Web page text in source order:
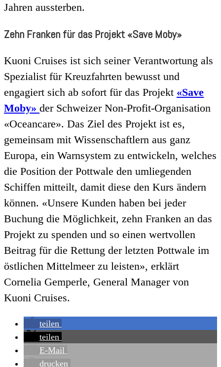
Jahren aussterben.
Zehn Franken für das Projekt «Save Moby»
Kuoni Cruises ist sich seiner Verantwortung als
Spezialist für Kreuzfahrten bewusst und
engagiert sich ab sofort für das Projekt «Save
Moby» der Schweizer Non-Profit-Organisation
«Oceancare». Das Ziel des Projekt ist es,
gemeinsam mit Wissenschaftlern aus ganz
Europa, ein Warnsystem zu entwickeln, welches
die Position der Pottwale den umliegenden
Schiffen mitteilt, damit diese den Kurs ändern
können. «Unsere Kunden haben bei jeder
Buchung die Möglichkeit, zehn Franken an das
Projekt zu spenden und so einen wertvollen
Beitrag für die Rettung der letzten Pottwale im
östlichen Mittelmeer zu leisten», erklärt
Cornelia Gemperle, General Manager von
Kuoni Cruises.
teilen
teilen
E-Mail
drucken